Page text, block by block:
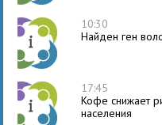
10:30
Найден ген
17:45
Кофе снижает
населения